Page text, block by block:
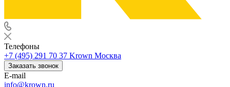
Телефоны
+7 (495) 291 70 37 Krown Москва
Заказать звонок
E-mail
info@krown.ru